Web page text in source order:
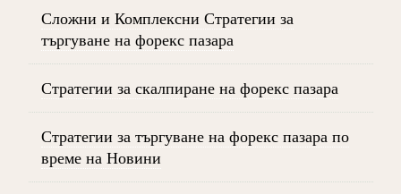
Сложни и Комплексни Стратегии за
търгуване на форекс пазара
Стратегии за скалпиране на форекс пазара
Стратегии за търгуване на форекс пазара по
време на Новини